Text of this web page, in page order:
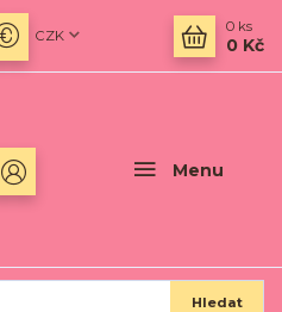
Menu
CZK
Hledat
0 ks
0 Kč